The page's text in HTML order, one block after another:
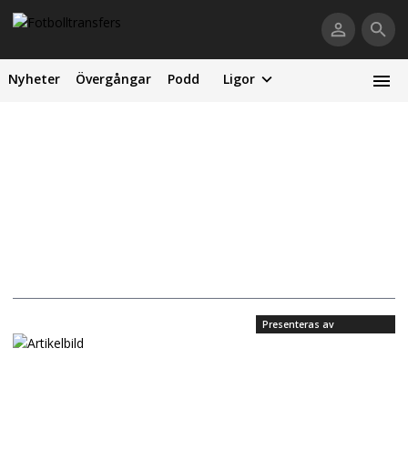
Nyheter Övergångar Podd Ligor
Presenteras av